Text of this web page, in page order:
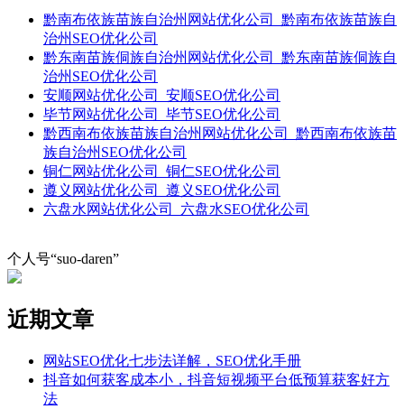
黔南布依族苗族自治州网站优化公司_黔南布依族苗族自
治州SEO优化公司
黔东南苗族侗族自治州网站优化公司_黔东南苗族侗族自
治州SEO优化公司
安顺网站优化公司_安顺SEO优化公司
毕节网站优化公司_毕节SEO优化公司
黔西南布依族苗族自治州网站优化公司_黔西南布依族苗
族自治州SEO优化公司
铜仁网站优化公司_铜仁SEO优化公司
遵义网站优化公司_遵义SEO优化公司
六盘水网站优化公司_六盘水SEO优化公司
个人号“suo-daren”
近期文章
网站SEO优化七步法详解，SEO优化手册
抖音如何获客成本小，抖音短视频平台低预算获客好方
法